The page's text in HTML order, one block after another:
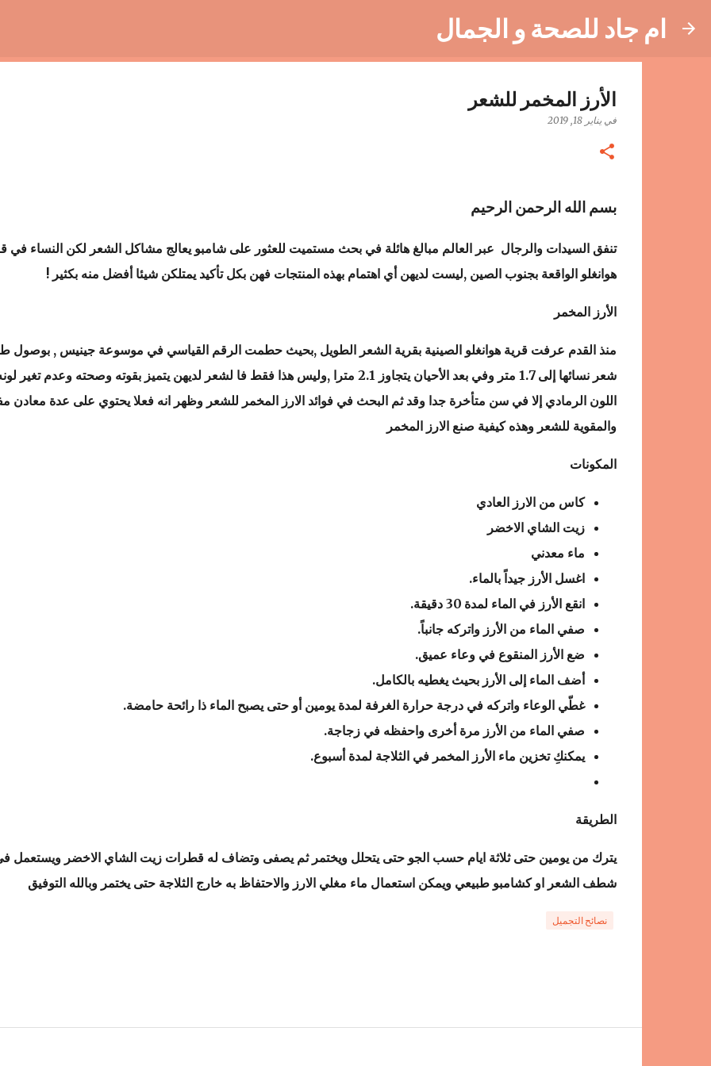
ام جاد للصحة و الجمال
الأرز المخمر للشعر
فييناير 18, 2019
بسم الله الرحمن الرحيم
تنفق السيدات والرجال عبر العالم مبالغ هائلة في بحث مستميت للعثور على شامبو يعالج مشاكل الشعر لكن النساء في
هوانغلو الواقعة بجنوب الصين ,ليست لديهن أي اهتمام بهذه المنتجات فهن بكل تأكيد يمتلكن شيئا أفضل منه بكثير !
الأرز المخمر
منذ القدم عرفت قرية هوانغلو الصينية بقرية الشعر الطويل ,بحيث حطمت الرقم القياسي في موسوعة جينيس , بوصول
شعر نسائها إلى 1.7 متر وفي بعد الأحيان يتجاوز 2.1 مترا ,وليس هذا فقط فا لشعر لديهن يتميز بقوته وصحته وعدم تغير
اللون الرمادي إلا في سن متأخرة جدا وقد ثم البحث في فوائد الارز المخمر للشعر وظهر انه فعلا يحتوي على عدة معادن
والمقوية للشعر وهذه كيفية صنع الارز المخمر
المكونات
كاس من الارز العادي
زيت الشاي الاخضر
ماء معدني
اغسل الأرز جيداً بالماء.
انقع الأرز في الماء لمدة 30 دقيقة.
صفي الماء من الأرز واتركه جانباً.
ضع الأرز المنقوع في وعاء عميق.
أضف الماء إلى الأرز بحيث يغطيه بالكامل.
غطّي الوعاء واتركه في درجة حرارة الغرفة لمدة يومين أو حتى يصبح الماء ذا رائحة حامضة.
صفي الماء من الأرز مرة أخرى واحفظه في زجاجة.
يمكنكِ تخزين ماء الأرز المخمر في الثلاجة لمدة أسبوع.
الطريقة
يترك من يومين حتى ثلاثة ايام حسب الجو حتى يتحلل ويختمر ثم يصفى وتضاف له قطرات زيت الشاي الاخضر ويستعمل
شطف الشعر او كشامبو طبيعي ويمكن استعمال ماء مغلي الارز والاحتفاظ به خارج الثلاجة حتى يختمر وبالله التوفيق
نصائح التجميل